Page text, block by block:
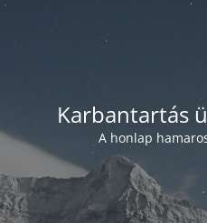
Karbantartás
A honlap